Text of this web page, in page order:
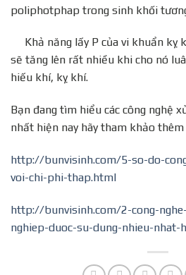
poliphotphap trong sinh khối
Khả năng lấy P của vi khuẩn kỵ
sẽ tăng lên rất nhiều khi cho nó
hiếu khí, kỵ khí.
Bạn đang tìm hiểu các công nghệ
nhất hiện nay hãy tham khảo thêm
http://bunvisinh.com/5-so-do-
voi-chi-phi-thap.html
http://bunvisinh.com/2-cong-
nghiep-duoc-su-dung-nhieu-nhat-